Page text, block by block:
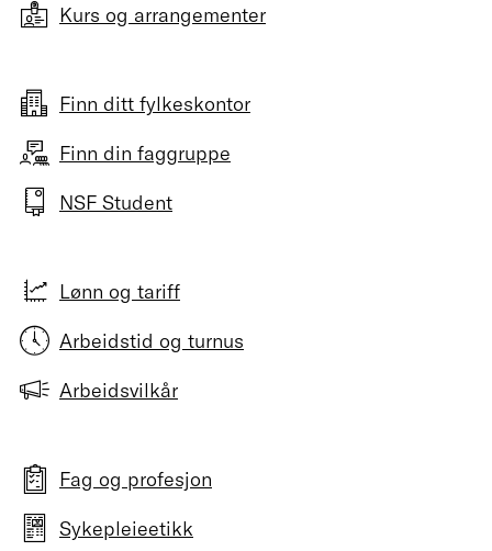
Kurs og arrangementer
Finn ditt fylkeskontor
Finn din faggruppe
NSF Student
Lønn og tariff
Arbeidstid og turnus
Arbeidsvilkår
Fag og profesjon
Sykepleieetikk